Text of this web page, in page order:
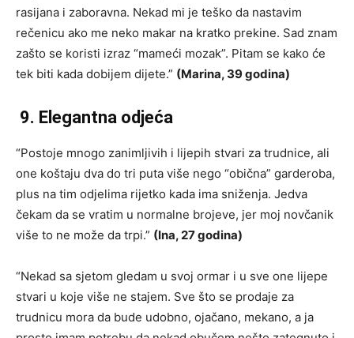
rasijana i zaboravna. Nekad mi je teško da nastavim
rečenicu ako me neko makar na kratko prekine. Sad znam
zašto se koristi izraz “mameći mozak”. Pitam se kako će
tek biti kada dobijem dijete.” (Marina, 39 godina)
9. Elegantna odjeća
“Postoje mnogo zanimljivih i lijepih stvari za trudnice, ali
one koštaju dva do tri puta više nego “obična” garderoba,
plus na tim odjelima rijetko kada ima sniženja. Jedva
čekam da se vratim u normalne brojeve, jer moj novčanik
više to ne može da trpi.” (Ina, 27 godina)
“Nekad sa sjetom gledam u svoj ormar i u sve one lijepe
stvari u koje više ne stajem. Sve što se prodaje za
trudnicu mora da bude udobno, ojačano, mekano, a ja